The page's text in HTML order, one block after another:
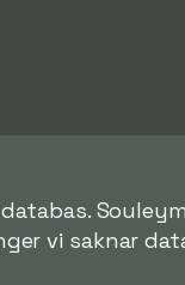
vi saknar